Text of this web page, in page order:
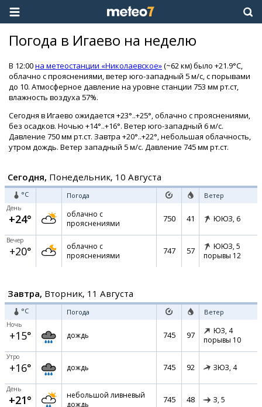
Погода в Игаево на неделю
В 12:00на метеостанции «Николаевское»(~62 км) было +21.9°C,
облачно с прояснениями, ветер юго-западный 5 м/с, с порывами
до 10. Атмосферное давление на уровне станции 753 мм рт.ст,
влажность воздуха 57%.
Сегодня в Игаево ожидается +23°..+25°, облачно с прояснениями,
без осадков. Ночью +14°..+16°. Ветер юго-западный 6 м/с.
Давление 750 мм рт.ст. Завтра +20°..+22°, небольшая облачность,
утром дождь. Ветер западный 5 м/с. Давление 745 мм рт.ст.
Сегодня, Понедельник, 10 Августа
°C Погода Ветер
День
+24°
облачно с
прояснениями
750 41 ЮЮЗ, 6
Вечер
+20°
облачно с
прояснениями
747 57 ЮЮЗ, 5
порывы 12
Завтра, Вторник, 11 Августа
°C Погода Ветер
Ночь
+15° дождь 745 97 ЮЗ, 4
порывы 10
Утро
+16° дождь 745 92 ЗЮЗ, 4
День
+21°
небольшой ливневый
дождь
745 48 З, 5